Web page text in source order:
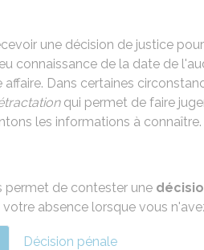
une décision de justice
connaissance de la date de
affaire. Dans certaines
qui permet de faire
les informations à connaître.
permet de contester une
votre absence lorsque vous
Décision pénale